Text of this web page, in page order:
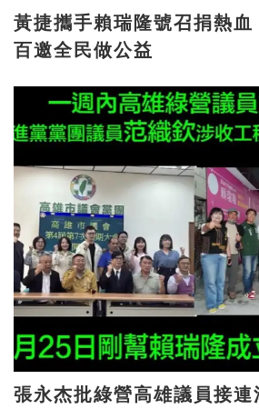
黃捷攜手賴瑞隆號召捐熱血 8/9高雄大遠
百邀全民做公益
張永杰批綠營高雄議員接連涉貪 質